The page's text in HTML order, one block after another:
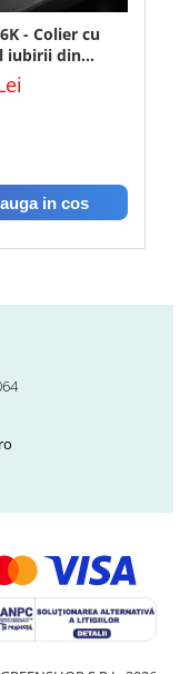
- Colier cu
iubirii din
Cutie
in cos